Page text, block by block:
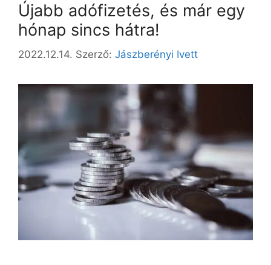
Újabb adófizetés, és már egy
hónap sincs hátra!
2022.12.14. Szerző: Jászberényi Ivett